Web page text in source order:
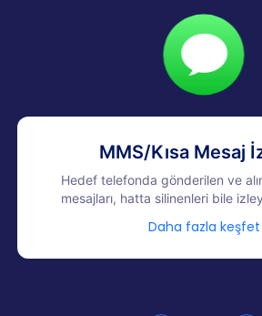
MMS/Kısa Mesaj
Hedef telefonda gönderilen ve
mesajları, hatta silinenleri bile
Daha fazla keşfet